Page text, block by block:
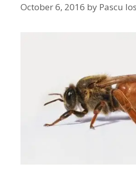
October 6, 2016 by Pascu